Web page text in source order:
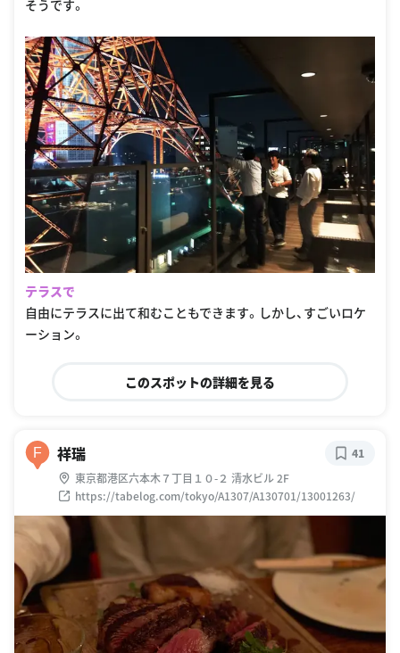
そうです。
テラスで
自由にテラスに出て和むこともできます。しかし、すごいロケ
ーション。
このスポットの詳細を見る
F 祥瑞
東京都港区六本木７丁目１０-２ 清水ビル 2F
https://tabelog.com/tokyo/A1307/A130701/13001263/
41